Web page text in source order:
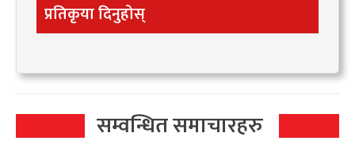
प्रतिकृया दिनुहोस्
सम्वन्धित समाचारहरु